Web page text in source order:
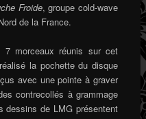
Froide, groupe cold-wave
de la France.
7 morceaux réunis sur cet
la pochette du disque
avec une pointe à graver
contrecollés à grammage
dessins de LMG présentent